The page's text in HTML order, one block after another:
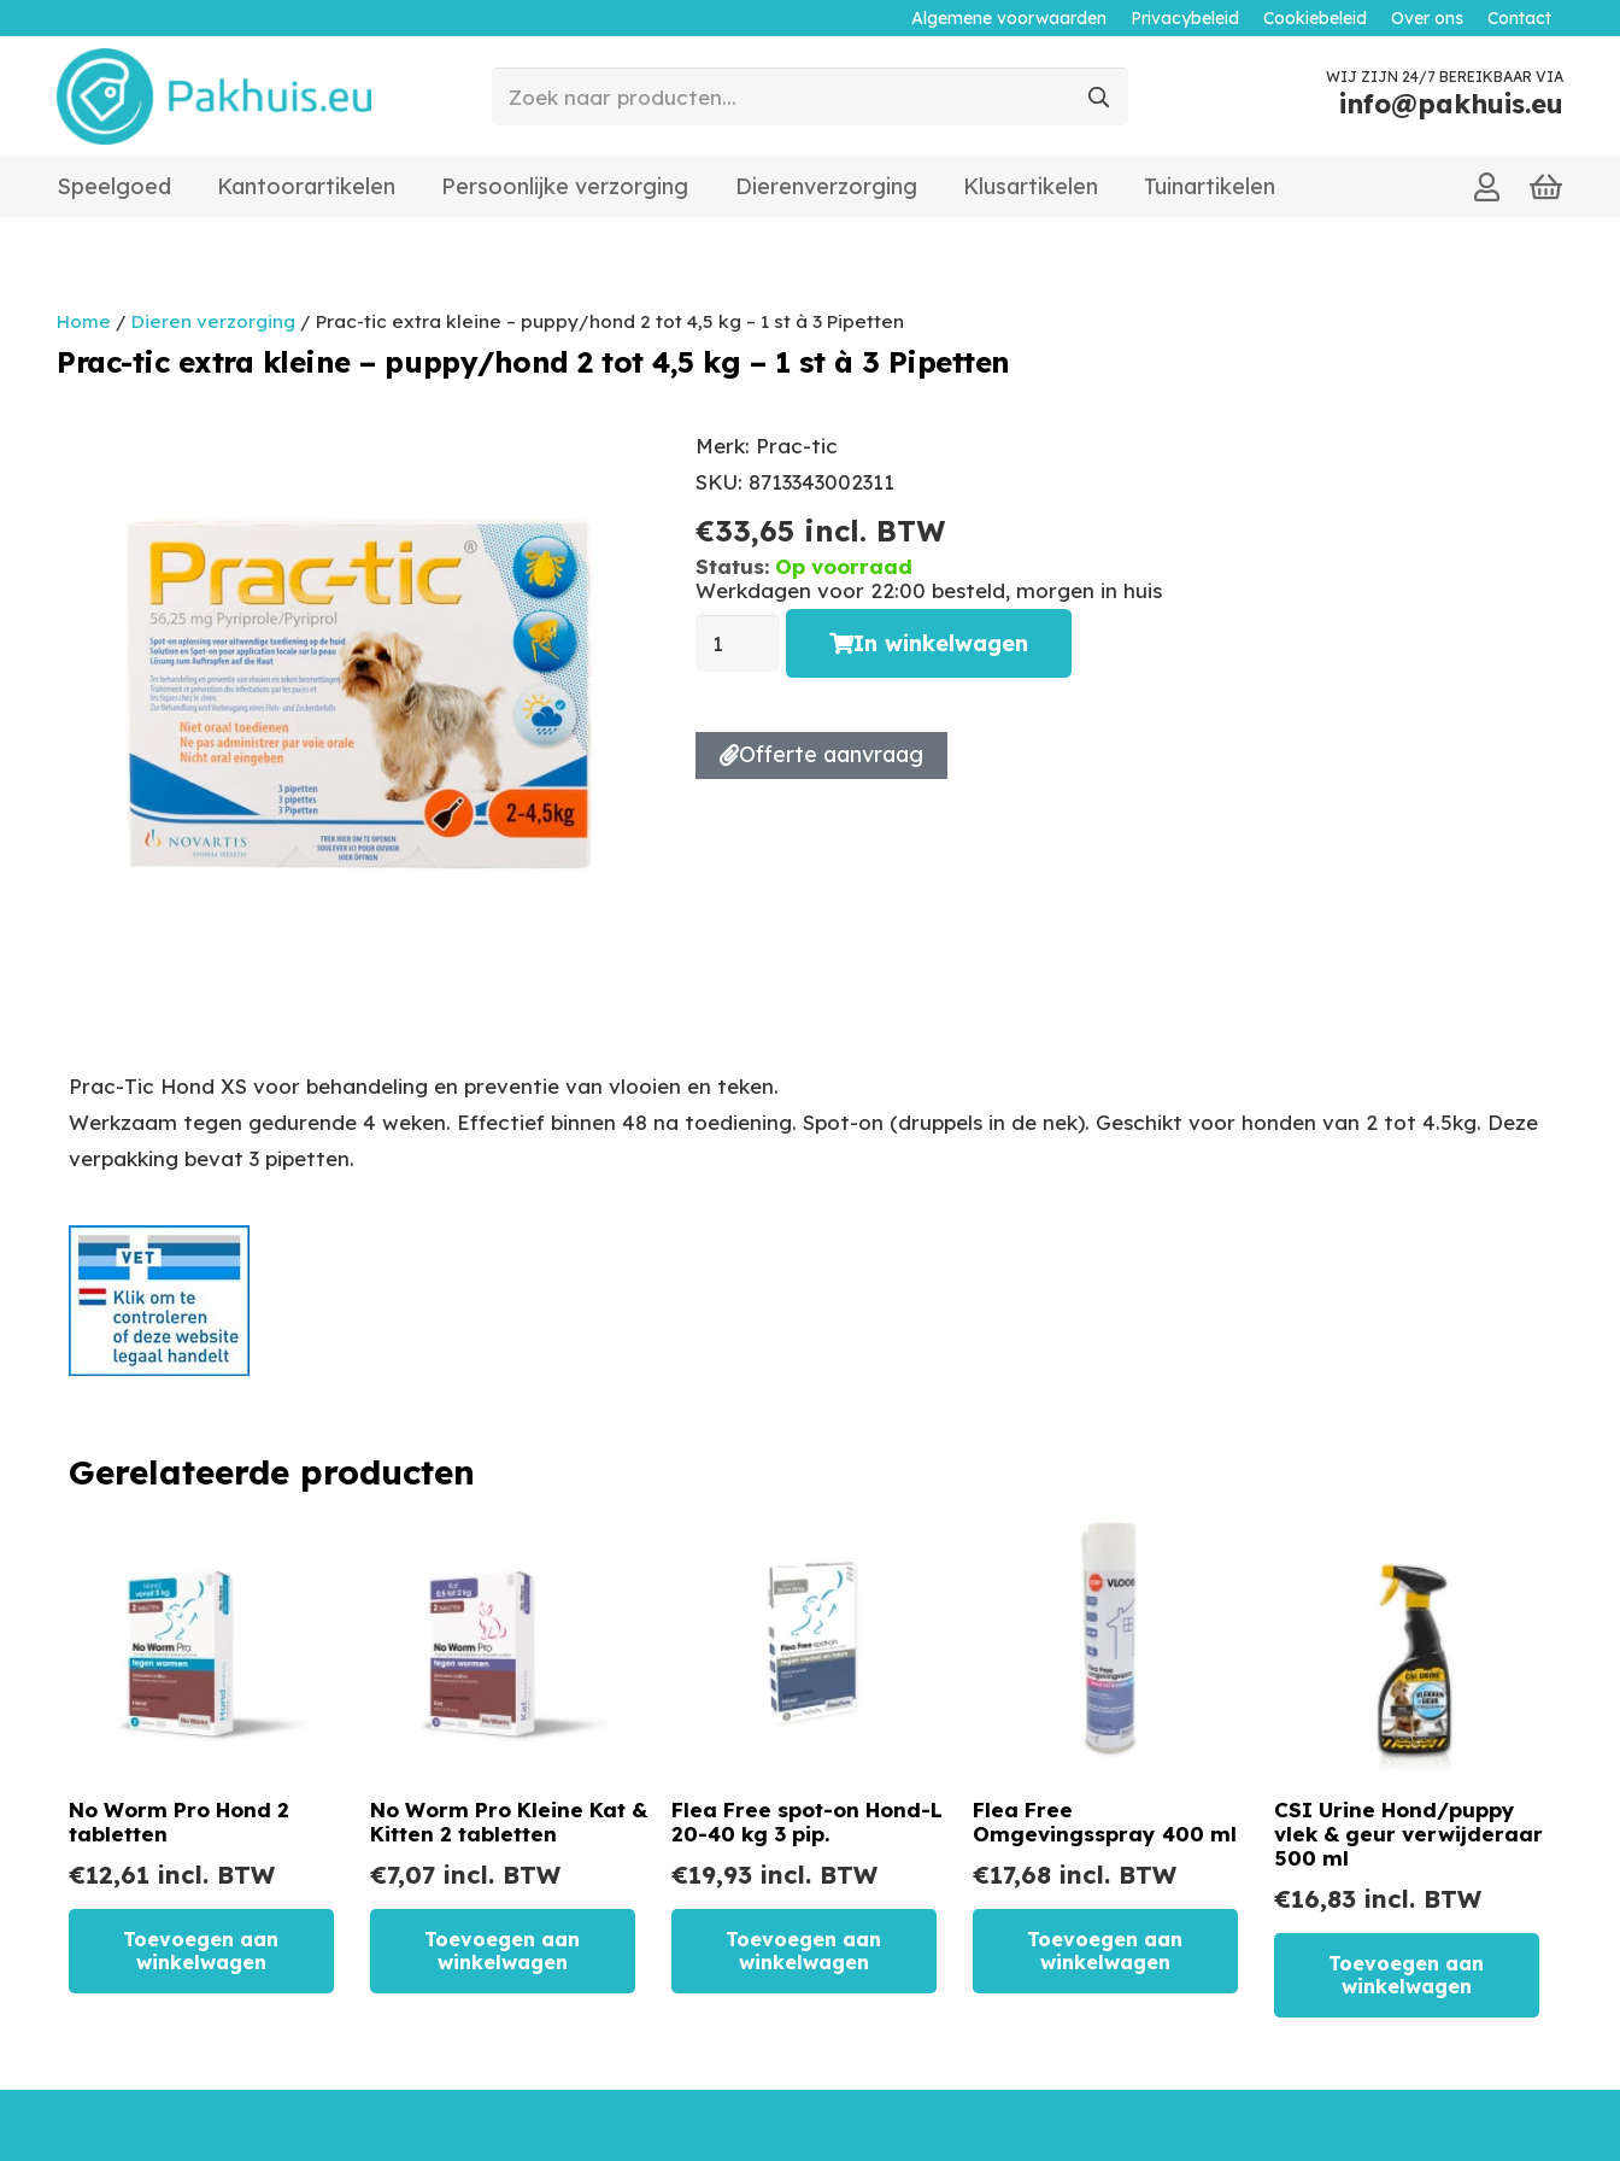
Algemene voorwaarden Privacybeleid Cookiebeleid Over ons Contact
WIJ ZIJN 24/7 BEREIKBAAR VIA
info@pakhuis.eu
Speelgoed Kantoorartikelen Persoonlijke verzorging Dierenverzorging Klusartikelen Tuinartikelen
Home / Dieren verzorging / Prac-tic extra kleine – puppy/hond 2 tot 4,5 kg – 1 st à 3 Pipetten
Prac-tic extra kleine – puppy/hond 2 tot 4,5 kg – 1 st à 3 Pipetten
Merk: Prac-tic
SKU: 8713343002311
€33,65 incl. BTW
Status: Op voorraad
Werkdagen voor 22:00 besteld, morgen in huis
In winkelwagen
Offerte aanvraag
Prac-Tic Hond XS voor behandeling en preventie van vlooien en teken.
Werkzaam tegen gedurende 4 weken. Effectief binnen 48 na toediening. Spot-on (druppels in de nek). Geschikt voor honden van 2 tot 4.5kg. Deze
verpakking bevat 3 pipetten.
Gerelateerde producten
No Worm Pro Hond 2
tabletten
€12,61 incl. BTW
Toevoegen aan
winkelwagen
No Worm Pro Kleine Kat &
Kitten 2 tabletten
€7,07 incl. BTW
Toevoegen aan
winkelwagen
Flea Free spot-on Hond-L
20-40 kg 3 pip.
€19,93 incl. BTW
Toevoegen aan
winkelwagen
Flea Free
Omgevingsspray 400 ml
€17,68 incl. BTW
Toevoegen aan
winkelwagen
CSI Urine Hond/puppy
vlek & geur verwijderaar
500 ml
€16,83 incl. BTW
Toevoegen aan
winkelwagen